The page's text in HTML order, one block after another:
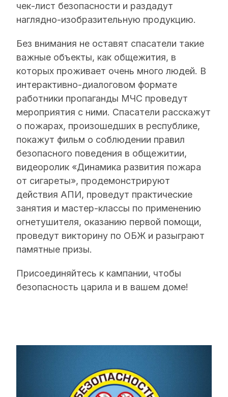
чек-лист безопасности и раздадут
наглядно-изобразительную продукцию.
Без внимания не оставят спасатели такие
важные объекты, как общежития, в
которых проживает очень много людей. В
интерактивно-диалоговом формате
работники пропаганды МЧС проведут
мероприятия с ними. Спасатели расскажут
о пожарах, произошедших в республике,
покажут фильм о соблюдении правил
безопасного поведения в общежитии,
видеоролик «Динамика развития пожара
от сигареты», продемонстрируют
действия АПИ, проведут практические
занятия и мастер-классы по применению
огнетушителя, оказанию первой помощи,
проведут викторину по ОБЖ и разыграют
памятные призы.
Присоединяйтесь к кампании, чтобы
безопасность царила и в вашем доме!